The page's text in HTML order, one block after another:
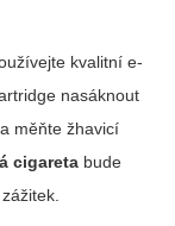
kvalitní e-
nasáknout
měňte žhavicí
cigareta bude